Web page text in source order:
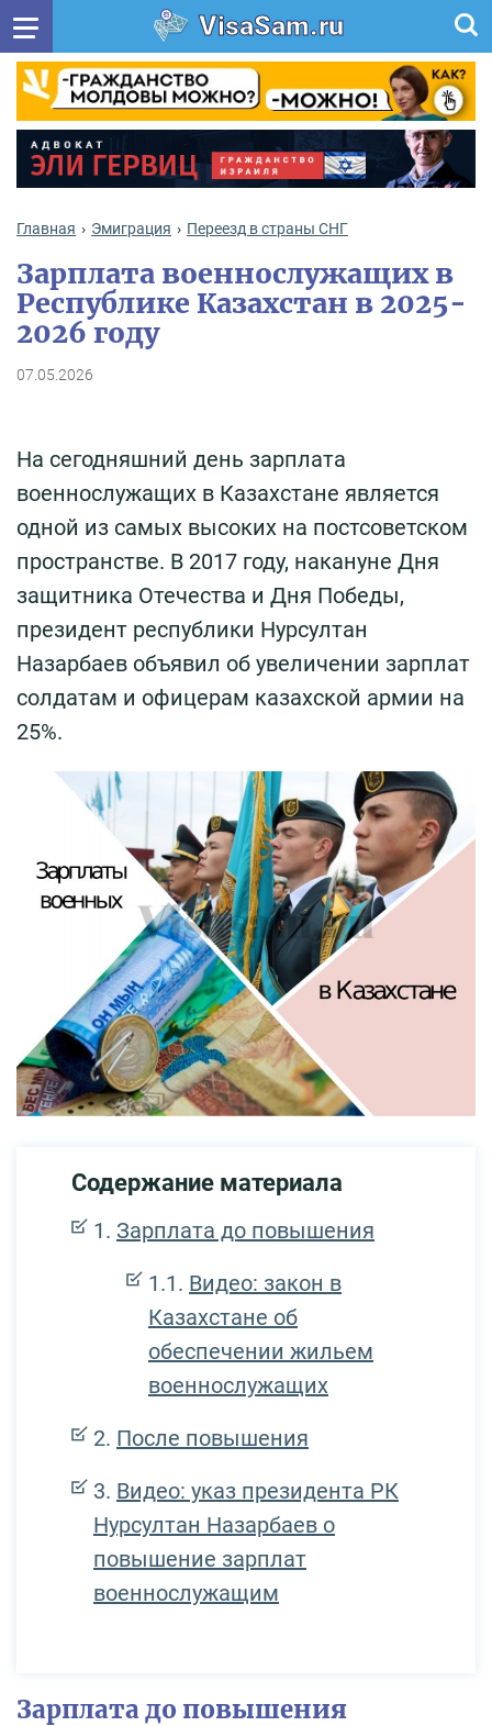
VisaSam.ru
Главная Эмиграция Переезд в страны СНГ
Зарплата военнослужащих в
Республике Казахстан в 2025-
2026 году
07.05.2026
На сегодняшний день зарплата
военнослужащих в Казахстане является
одной из самых высоких на постсоветском
пространстве. В 2017 году, накануне Дня
защитника Отечества и Дня Победы,
президент республики Нурсултан
Назарбаев объявил об увеличении зарплат
солдатам и офицерам казахской армии на
25%.
Содержание материала
Зарплата до повышения
Видео: закон в
Казахстане об
обеспечении жильем
военнослужащих
После повышения
Видео: указ президента РК
Нурсултан Назарбаев о
повышение зарплат
военнослужащим
Зарплата до повышения